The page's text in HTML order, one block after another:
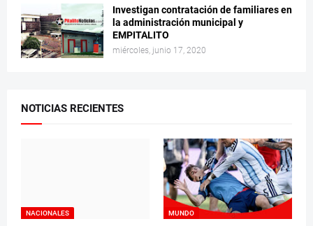
Investigan contratación de familiares en
la administración municipal y
EMPITALITO
miércoles, junio 17, 2020
NOTICIAS RECIENTES
NACIONALES MUNDO